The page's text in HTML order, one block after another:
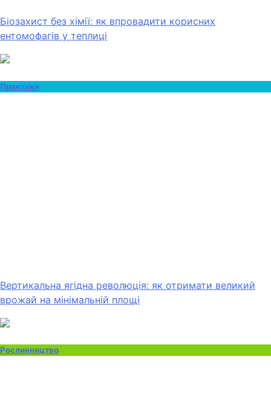
Біозахист без хімії: як впровадити корисних
ентомофагів у теплиці
Практики
Вертикальна ягідна революція: як отримати великий
врожай на мінімальній площі
Рослинництво